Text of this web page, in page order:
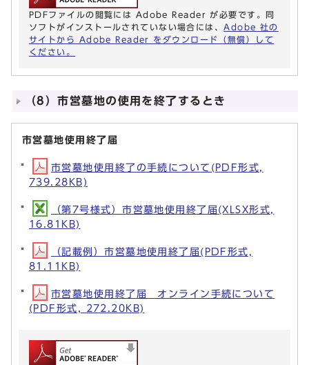
PDFファイルの閲覧には Adobe Reader が必要です。同
ソフトがインストールされていない場合には、 Adobe 社の
サイトから Adobe Reader をダウンロード（無償）して
ください。
（8）市営墓地の使用を終了するとき
市営墓地使用終了届
市営墓地使用終了の手続について(PDF形式,
739.28KB)
（第7号様式）市営墓地使用終了届(XLSX形式,
16.81KB)
（記載例）市営墓地使用終了届(PDF形式,
81.11KB)
市営墓地使用終了届 オンライン手続について
(PDF形式, 272.20KB)